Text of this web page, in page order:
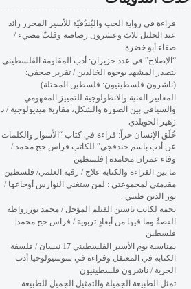
قراءة في رواية الحب والبُندُقيّة للأسير المحرر رائد
عبد الجليل ثلاث وعشرون رصاصة وقلبٌ مضيء /
صفاء أبو خضرة
“الإصلاح” في عدد حزيران: أدب المقاومة الفلسطيني
يتصدر المشهد بوجوه الخالدين / تقرير صحفي:
(ناشرون فلسطينيون: فلسطين المحتلة)
المعايير الفنية والانطولوجية للتمييز المفهومي
والسياقي بين الصورة والشكل، مقاربة ميديولوجية / د
زهير الخويلدي
خُلَق الإنسان حراً: قراءة في كتاب “الأسوار والكلمات
عن أدب باسم خندقجي” للكاتب فراس حج محمد /
وفاء عمران محامدة | فلسطين
ما بين القراءة والكتابة علاج / رقية العلمي/ فلسطين
مقدمتي لمجموعتي : لمن ستغني النوارس أوجاعها /
نور الدين طيبي .
نجمة لكاتب ياسين الفيلم المؤجل / محمد بوزرواطة
القصةُ وما فيها من أبعادٍ تربوية / فراس حج محمد|
فلسطين
بمناسبة يوم الأسير الفلسطيني 17 نيسان / فلسفة
الكتابة في المعتقل وقراءة في سوسيولوجيا أدب
الحرية / ناشرون فلسطينيون
تمثل الطبيعة الجميلة والتمثيل الجميل للطبيعة